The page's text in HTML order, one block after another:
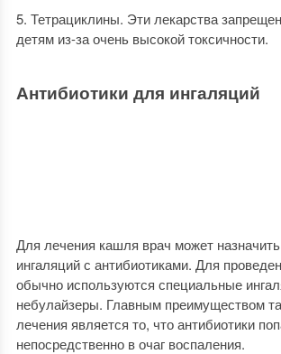
Тетрациклины. Эти лекарства
детям из-за очень высокой токсичности.
Антибиотики для ингаляций
Для лечения кашля врач может
ингаляций с антибиотиками. Для
обычно используются специальные
небулайзеры. Главным преимуществом
лечения является то, что антибиотики
непосредственно в очаг воспаления.